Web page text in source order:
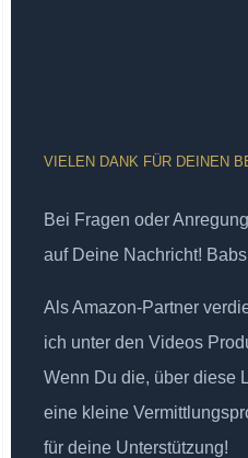
VIELEN DANK FÜR DEINEN
Bei Fragen oder
auf Deine Nachricht!
Als Amazon-Partner
ich unter den Videos
Wenn Du die, über diese
eine kleine
für deine Unterstützung!